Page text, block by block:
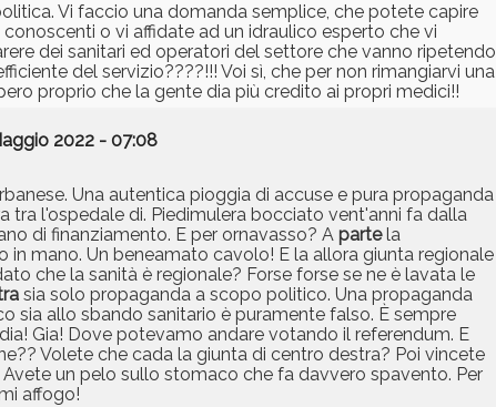
Vi faccio una domanda semplice, che potete capire
o vi affidate ad un idraulico esperto che vi
dei sanitari ed operatori del settore che vanno ripetendo
del servizio????!!! Voi sì, che per non rimangiarvi una
proprio che la gente dia più credito ai propri medici!!
2022 - 07:08
Una autentica pioggia di accuse e pura propaganda
tra l'ospedale di. Piedimulera bocciato vent'anni fa dalla
di finanziamento. E per ornavasso? A partela
mano. Un beneamato cavolo! E la allora giunta regionale
che la sanità è regionale? Forse forse se ne è lavata le
sia solo propaganda a scopo politico. Una propaganda
sia allo sbando sanitario è puramente falso. È sempre
Gia! Dove potevamo andare votando il referendum. E
Volete che cada la giunta di centro destra? Poi vincete
un pelo sullo stomaco che fa davvero spavento. Per
affogo!